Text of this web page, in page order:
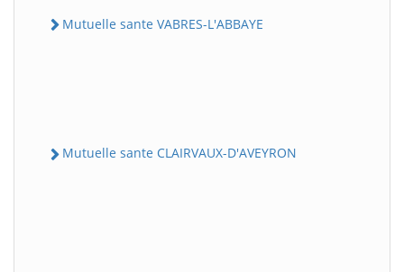
Mutuelle sante VABRES-L'ABBAYE
Mutuelle sante CLAIRVAUX-D'AVEYRON